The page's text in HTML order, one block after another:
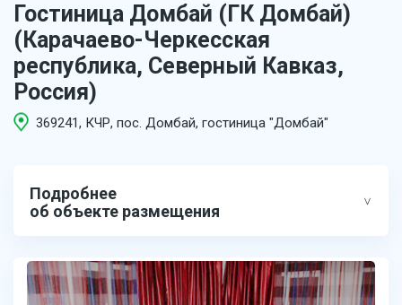
Гостиница Домбай (ГК Домбай)
(Карачаево-Черкесская
республика, Северный Кавказ,
Россия)
369241, КЧР, пос. Домбай, гостиница "Домбай"
Подробнее
об объекте размещения